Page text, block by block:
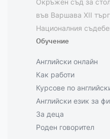
Окръжен съд за
във Варшава XII
Националния
Обучение
Английски онлайн
Как работи
Курсове по
Английски език за
За деца
Роден говорител